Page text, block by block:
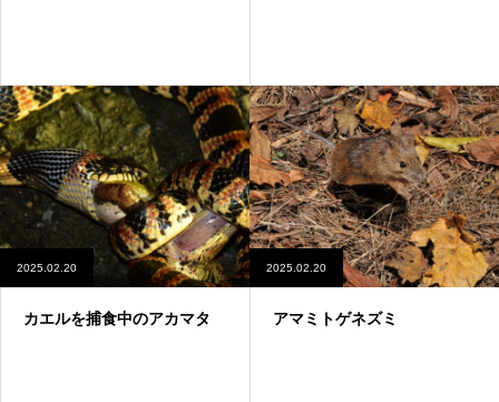
2025.02.20
カエルを捕食中のアカマタ
2025.02.20
アマミトゲネズミ